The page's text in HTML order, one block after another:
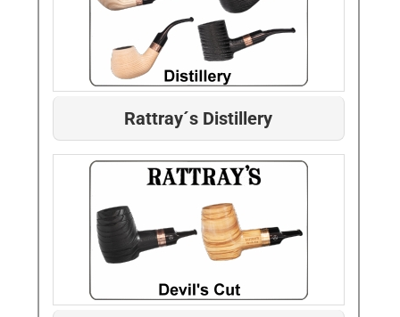
Rattray´s Distillery